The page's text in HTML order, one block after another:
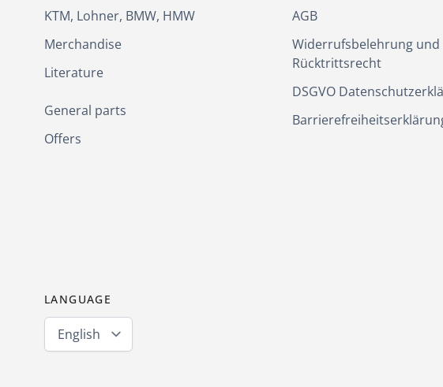
KTM, Lohner, BMW, HMW
Merchandise
Literature
General parts
Offers
AGB
Widerrufsbelehrung und
Rücktrittsrecht
DSGVO
LANGUAGE
English